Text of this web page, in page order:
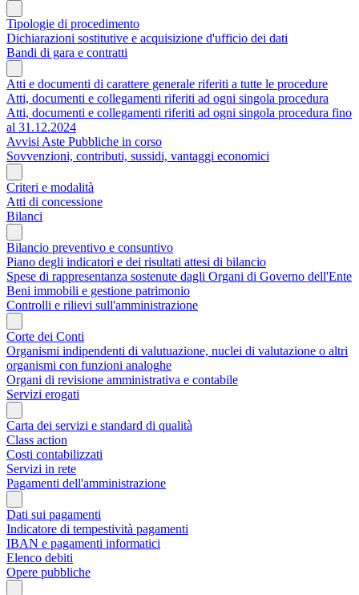
Tipologie di procedimento
Dichiarazioni sostitutive e acquisizione d'ufficio dei dati
Bandi di gara e contratti
Atti e documenti di carattere generale riferiti a tutte le procedure
Atti, documenti e collegamenti riferiti ad ogni singola procedura
Atti, documenti e collegamenti riferiti ad ogni singola procedura fino
al 31.12.2024
Avvisi Aste Pubbliche in corso
Sovvenzioni, contributi, sussidi, vantaggi economici
Criteri e modalità
Atti di concessione
Bilanci
Bilancio preventivo e consuntivo
Piano degli indicatori e dei risultati attesi di bilancio
Spese di rappresentanza sostenute dagli Organi di Governo dell'Ente
Beni immobili e gestione patrimonio
Controlli e rilievi sull'amministrazione
Corte dei Conti
Organismi indipendenti di valutuazione, nuclei di valutazione o altri
organismi con funzioni analoghe
Organi di revisione amministrativa e contabile
Servizi erogati
Carta dei servizi e standard di qualità
Class action
Costi contabilizzati
Servizi in rete
Pagamenti dell'amministrazione
Dati sui pagamenti
Indicatore di tempestività pagamenti
IBAN e pagamenti informatici
Elenco debiti
Opere pubbliche